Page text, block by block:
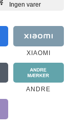
Ingen varer
XIAOMI
ANDRE